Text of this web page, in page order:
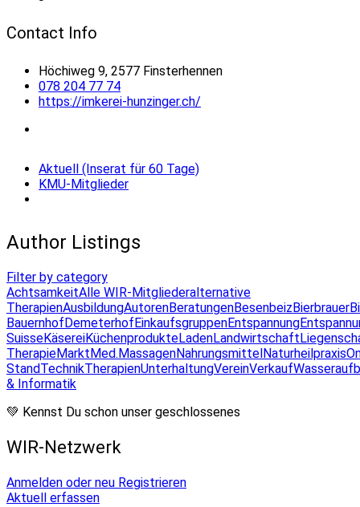
Contact Info
Höchiweg 9, 2577 Finsterhennen
078 204 77 74
https://imkerei-hunzinger.ch/
Aktuell (Inserat für 60 Tage)
KMU-Mitglieder
Author Listings
Filter by category
AchtsamkeitAlle WIR-Mitgliederalternative
TherapienAusbildungAutorenBeratungenBesenbeizBierbrauer
BauernhofDemeterhofEinkaufsgruppenEntspannung
SuisseKäsereiKüchenprodukteLadenLandwirtschaft
TherapieMarktMed.MassagenNahrungsmittelNaturheilpraxis
StandTechnikTherapienUnterhaltungVereinVerkauf
& Informatik
💚 Kennst Du schon unser geschlossenes
WIR-Netzwerk
Anmelden oder neu Registrieren
Aktuell erfassen